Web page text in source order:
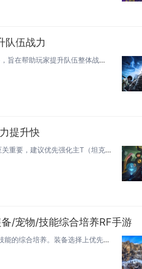
队伍战力
本文为《博德之门3》玩家提供终极装备收集攻略，旨在帮助玩家提升队伍整体战力，攻略详细介绍了游戏中最强武器、防具、饰品及特殊装备的获取途径，包括关键任务、隐藏地点与Boss掉落信息，通过合理搭配这些强力装备，玩家可大幅提升角色属性与战斗能力，...
提升快
在《AFK Arena》中，神器强化顺序对战力提升至关重要，建议优先强化主T（坦克）和主力输出英雄的神器，以快速提升队伍整体生存与输出能力，优先级可按英雄上场频率与阵容核心来安排，确保关键英雄的生存与输出优势，合理分配资源，避免平均强化，才...
/宠物/技能综合培养RF手游
RF手游韩服新区的战力提升需注重装备、宠物与技能的综合培养。装备选择上优先强化基础属性高的套装，并通过宝石镶嵌和精炼进一步提升战斗力。宠物作为重要战力加成，建议挑选契合角色属性的高品质宠物，同时升级其技能与资质。技能搭配方面，根据自身职业特...